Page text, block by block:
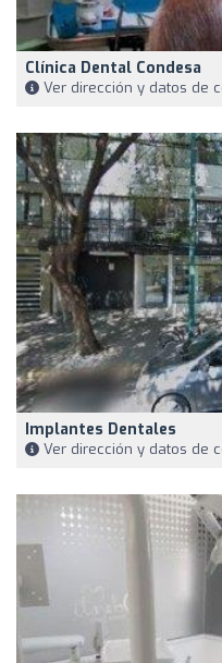
Clínica Dental Condesa
Ver dirección y datos de
Implantes Dentales
Ver dirección y datos de